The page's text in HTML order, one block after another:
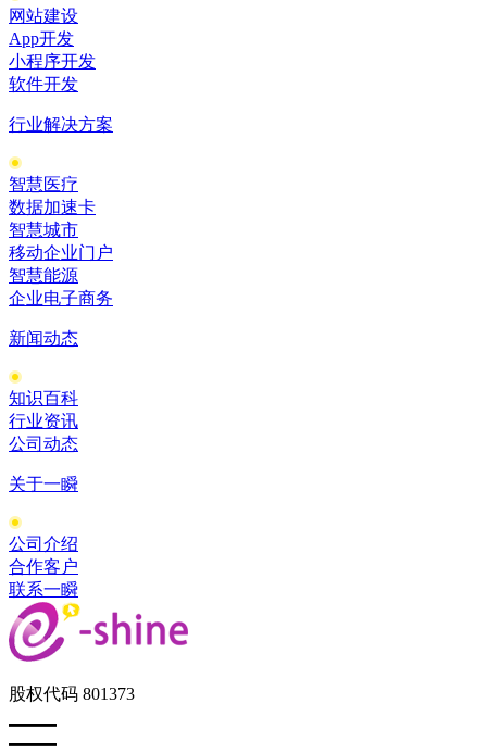
网站建设
App开发
小程序开发
软件开发
行业解决方案
智慧医疗
数据加速卡
智慧城市
移动企业门户
智慧能源
企业电子商务
新闻动态
知识百科
行业资讯
公司动态
关于一瞬
公司介绍
合作客户
联系一瞬
股权代码 801373